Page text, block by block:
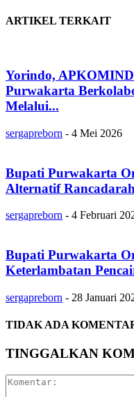
ARTIKEL TERKAIT
Yorindo,
Purwakarta
Melalui...
sergapreborn - 4 Mei 2026
Bupati Purwakarta
Alternatif
sergapreborn - 4 Februari
Bupati Purwakarta
Keterlambatan
sergapreborn - 28 Januari
TIDAK ADA
TINGGALKAN